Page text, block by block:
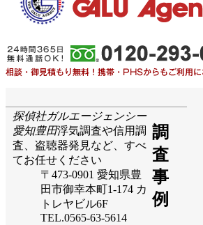
探偵社ガルエージェンシー
愛知豊田浮気調査や信用調
査、盗聴器発見など、すべ
てお任せください
〒473-0901 愛知県豊
田市御幸本町1-174 カ
トレヤビル6F
TEL.0565-63-5614
調
査
事
例